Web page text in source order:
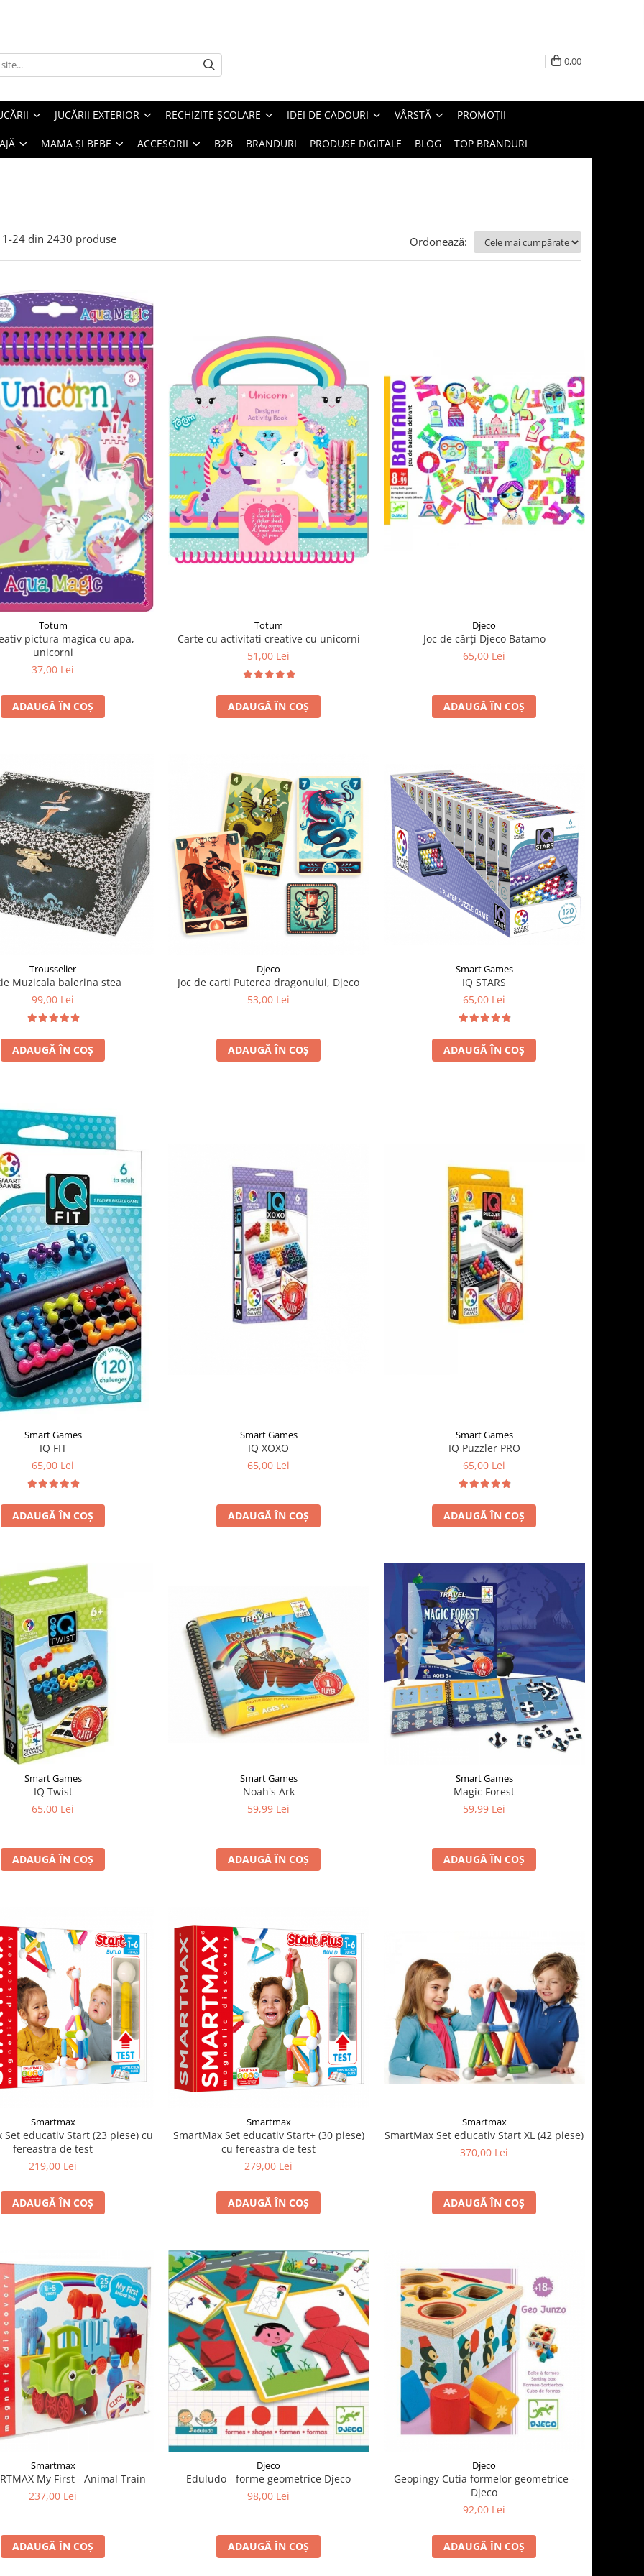
0,00
JUCĂRII EXTERIOR RECHIZITE ȘCOLARE IDEI DE CADOURI VÂRSTĂ PROMOȚII
MAMA ȘI BEBE ACCESORII B2B BRANDURI PRODUSE DIGITALE BLOG TOP BRANDURI
1-24 din 2430 produse Ordonează:
Totum
pictura magica cu apa,
unicorni
37,00 Lei
ADAUGĂ ÎN COȘ
Totum
Carte cu activitati creative cu unicorni
51,00 Lei
ADAUGĂ ÎN COȘ
Djeco
Joc de cărți Djeco Batamo
65,00 Lei
ADAUGĂ ÎN COȘ
Trousselier
Muzicala balerina stea
99,00 Lei
ADAUGĂ ÎN COȘ
Djeco
Joc de carti Puterea dragonului, Djeco
53,00 Lei
ADAUGĂ ÎN COȘ
Smart Games
IQ STARS
65,00 Lei
ADAUGĂ ÎN COȘ
Smart Games
IQ FIT
65,00 Lei
ADAUGĂ ÎN COȘ
Smart Games
IQ XOXO
65,00 Lei
ADAUGĂ ÎN COȘ
Smart Games
IQ Puzzler PRO
65,00 Lei
ADAUGĂ ÎN COȘ
Smart Games
IQ Twist
65,00 Lei
ADAUGĂ ÎN COȘ
Smart Games
Noah's Ark
59,99 Lei
ADAUGĂ ÎN COȘ
Smart Games
Magic Forest
59,99 Lei
ADAUGĂ ÎN COȘ
Smartmax
Set educativ Start (23 piese) cu
fereastra de test
219,00 Lei
ADAUGĂ ÎN COȘ
Smartmax
SmartMax Set educativ Start+ (30 piese)
cu fereastra de test
279,00 Lei
ADAUGĂ ÎN COȘ
Smartmax
SmartMax Set educativ Start XL (42 piese)
370,00 Lei
ADAUGĂ ÎN COȘ
Smartmax
My First - Animal Train
237,00 Lei
ADAUGĂ ÎN COȘ
Djeco
Eduludo - forme geometrice Djeco
98,00 Lei
ADAUGĂ ÎN COȘ
Djeco
Geopingy Cutia formelor geometrice -
Djeco
92,00 Lei
ADAUGĂ ÎN COȘ